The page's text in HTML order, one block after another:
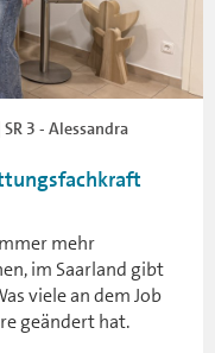
3 - Alessandra
mehr
im Saarland gibt
viele an dem Job
geändert hat.